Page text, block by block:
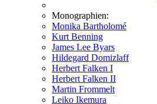
Monographien:
Monika Bartholomé
Kurt Benning
James Lee Byars
Hildegard Domizlaff
Herbert Falken I
Herbert Falken II
Martin Frommelt
Leiko Ikemura